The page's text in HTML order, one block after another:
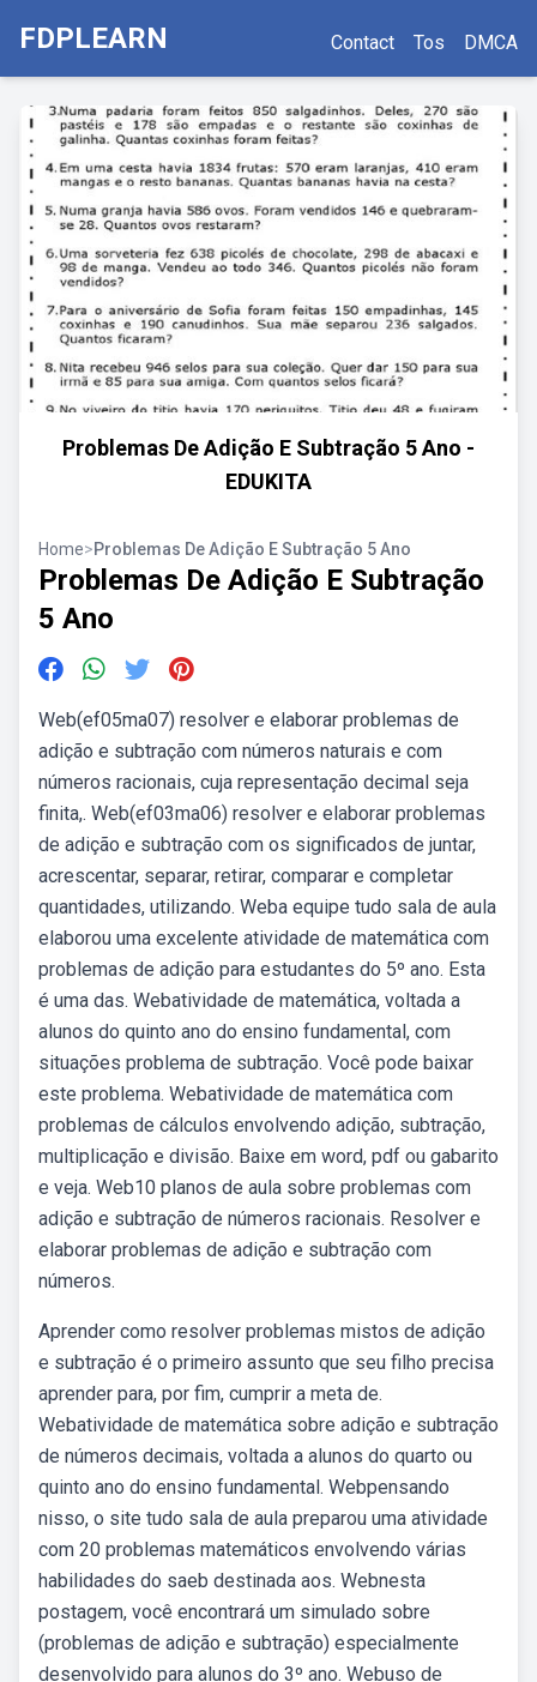
FDPLEARN Contact Tos DMCA
Problemas De Adição E Subtração 5 Ano -
EDUKITA
Home>Problemas De Adição E Subtração 5 Ano
Problemas De Adição E Subtração
5 Ano
Web(ef05ma07) resolver e elaborar problemas de
adição e subtração com números naturais e com
números racionais, cuja representação decimal seja
finita,. Web(ef03ma06) resolver e elaborar problemas
de adição e subtração com os significados de juntar,
acrescentar, separar, retirar, comparar e completar
quantidades, utilizando. Weba equipe tudo sala de aula
elaborou uma excelente atividade de matemática com
problemas de adição para estudantes do 5º ano. Esta
é uma das. Webatividade de matemática, voltada a
alunos do quinto ano do ensino fundamental, com
situações problema de subtração. Você pode baixar
este problema. Webatividade de matemática com
problemas de cálculos envolvendo adição, subtração,
multiplicação e divisão. Baixe em word, pdf ou gabarito
e veja. Web10 planos de aula sobre problemas com
adição e subtração de números racionais. Resolver e
elaborar problemas de adição e subtração com
números.
Aprender como resolver problemas mistos de adição
e subtração é o primeiro assunto que seu filho precisa
aprender para, por fim, cumprir a meta de.
Webatividade de matemática sobre adição e subtração
de números decimais, voltada a alunos do quarto ou
quinto ano do ensino fundamental. Webpensando
nisso, o site tudo sala de aula preparou uma atividade
com 20 problemas matemáticos envolvendo várias
habilidades do saeb destinada aos. Webnesta
postagem, você encontrará um simulado sobre
(problemas de adição e subtração) especialmente
desenvolvido para alunos do 3º ano. Webuso de